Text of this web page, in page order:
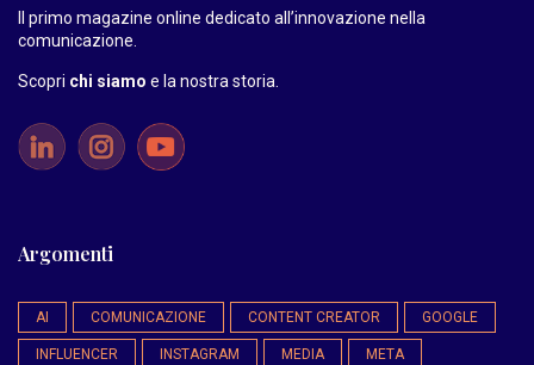
Il primo magazine online dedicato all’innovazione nella
comunicazione.
Scopri chi siamo e la nostra storia
Argomenti
AI COMUNICAZIONE CONTENT CREATOR GOOGLE
INFLUENCER INSTAGRAM MEDIA META